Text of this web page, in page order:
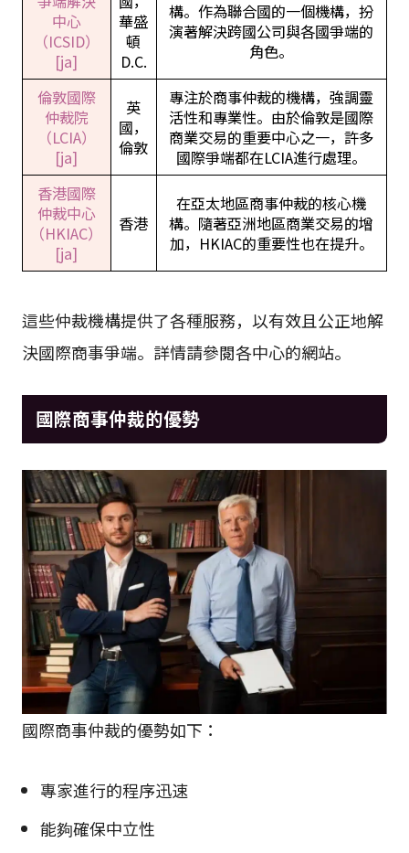
中心
（ICSID）
[ja]
華盛
頓
D.C.
構。作為聯合國的一個機構，扮
演著解決跨國公司與各國爭端的
角色。
倫敦國際
仲裁院
（LCIA）
[ja]
英
國，
倫敦
專注於商事仲裁的機構，強調靈
活性和專業性。由於倫敦是國際
商業交易的重要中心之一，許多
國際爭端都在LCIA進行處理。
香港國際
仲裁中心
（HKIAC）
[ja]
香港
在亞太地區商事仲裁的核心機
構。隨著亞洲地區商業交易的增
加，HKIAC的重要性也在提升。
這些仲裁機構提供了各種服務，以有效且公正地解
決國際商事爭端。詳情請參閱各中心的網站。
國際商事仲裁的優勢
國際商事仲裁的優勢如下：
專家進行的程序迅速
能夠確保中立性